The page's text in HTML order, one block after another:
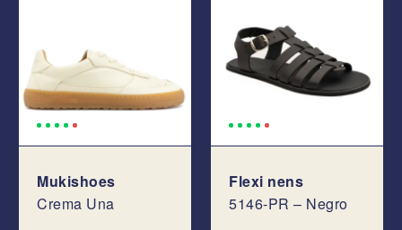
Mukishoes
Crema Una
Flexi nens
5146-PR – Negro